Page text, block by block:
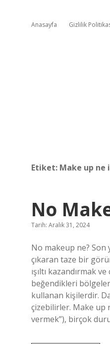
Anasayfa Gizlilik
Etiket: Make up ne
No
Tarih: Aralık 31, 2024
No makeup ne?
çıkaran taze bir
ışıltı kazandırmak
beğendikleri
kullanan kişilerdir.
çizebilirler. Make up
vermek”), birçok